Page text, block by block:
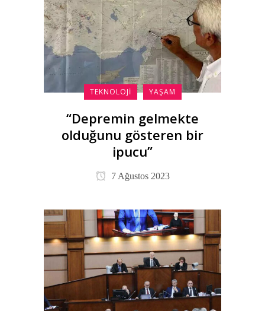
TEKNOLOJI YAŞAM
“Depremin gelmekte
olduğunu gösteren bir
ipucu”
7 Ağustos 2023